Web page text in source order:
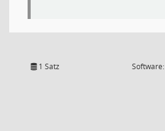
1 Satz Software: